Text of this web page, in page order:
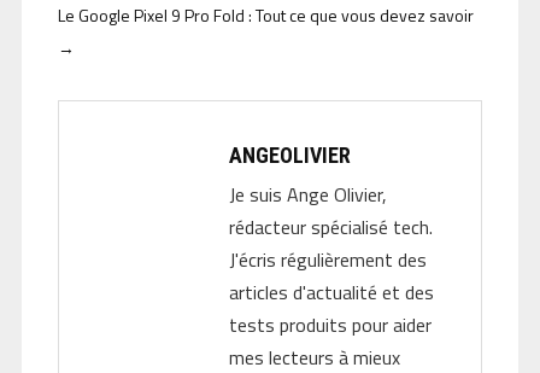
Le Google Pixel 9 Pro Fold : Tout ce que vous devez savoir
→
ANGEOLIVIER
Je suis Ange Olivier,
rédacteur spécialisé tech.
J'écris régulièrement des
articles d'actualité et des
tests produits pour aider
mes lecteurs à mieux